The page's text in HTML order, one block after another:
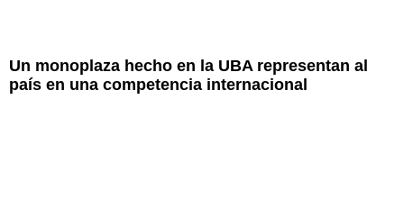
Un monoplaza hecho en la UBA representan al
país en una competencia internacional